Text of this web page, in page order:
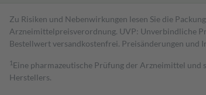
Zu Risiken und Nebenwirkungen lesen Sie die
Arzneimittelpreisverordnung. UVP: Unverbindliche
Bestell­wert versand­kosten­frei. Preisänderungen
1 Eine pharmazeutische Prüfung der Arzneimittel
Herstellers.